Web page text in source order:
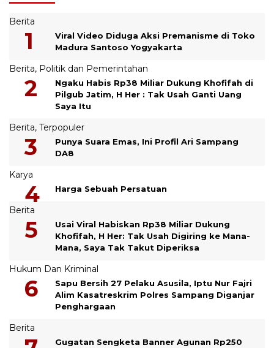
Berita
Viral Video Diduga Aksi Premanisme di Toko
Madura Santoso Yogyakarta
Berita, Politik dan Pemerintahan
Ngaku Habis Rp38 Miliar Dukung Khofifah di
Pilgub Jatim, H Her : Tak Usah Ganti Uang
Saya Itu
Berita, Terpopuler
Punya Suara Emas, Ini Profil Ari Sampang
DA8
Karya
Harga Sebuah Persatuan
Berita
Usai Viral Habiskan Rp38 Miliar Dukung
Khofifah, H Her: Tak Usah Digiring ke Mana-
Mana, Saya Tak Takut Diperiksa
Hukum Dan Kriminal
Sapu Bersih 27 Pelaku Asusila, Iptu Nur Fajri
Alim Kasatreskrim Polres Sampang Diganjar
Penghargaan
Berita
Gugatan Sengketa Banner Agunan Rp250